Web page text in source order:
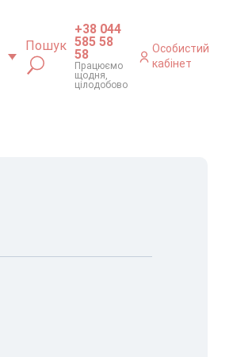
Пошук
+38 044
585 58
58
Працюємо
щодня,
цілодобово
Особистий
кабінет